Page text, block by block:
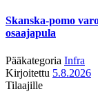
Skanska-pomo
osaajapula
Pääkategoria Infra
Kirjoitettu 5.8.2026
Tilaajille